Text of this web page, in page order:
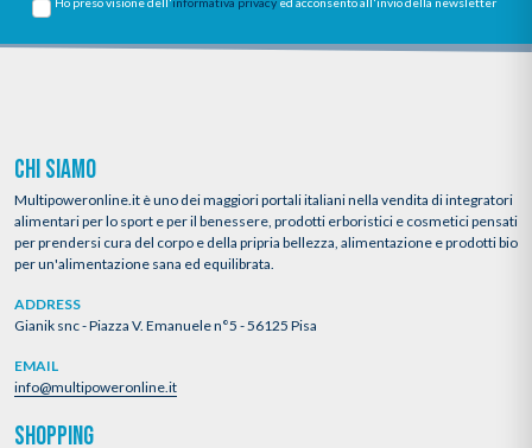
CHI SIAMO
Multipoweronline.it è uno dei maggiori portali italiani nella vendita di integratori
alimentari per lo sport e per il benessere, prodotti erboristici e cosmetici pensati
per prendersi cura del corpo e della pripria bellezza, alimentazione e prodotti bio
per un'alimentazione sana ed equilibrata.
ADDRESS
Gianik snc - Piazza V. Emanuele n°5 - 56125 Pisa
EMAIL
info@multipoweronline.it
SHOPPING